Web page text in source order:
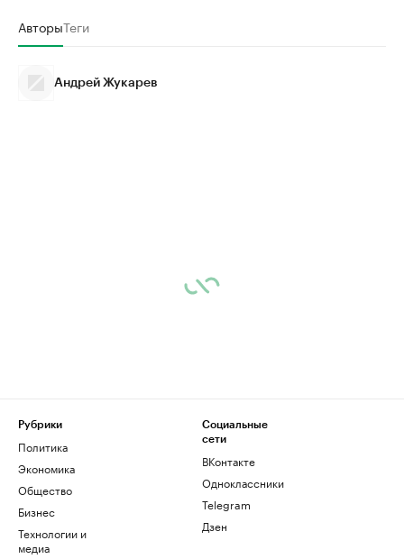
АвторыТеги
Андрей Жукарев
Рубрики
Политика
Экономика
Общество
Бизнес
Технологии и
медиа
Социальные
сети
ВКонтакте
Одноклассники
Telegram
Дзен